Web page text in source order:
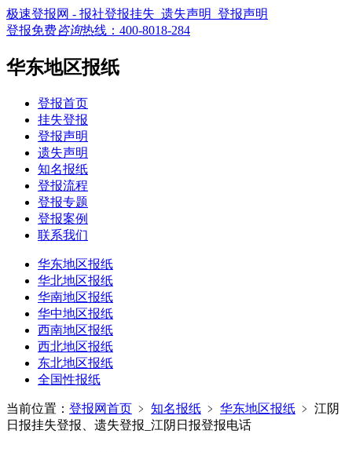
极速登报网 - 报社登报挂失_遗失声明_登报声明
登报免费咨询热线： 400-8018-284
华东地区报纸
登报首页
挂失登报
登报声明
遗失声明
知名报纸
登报流程
登报专题
登报案例
联系我们
华东地区报纸
华北地区报纸
华南地区报纸
华中地区报纸
西南地区报纸
西北地区报纸
东北地区报纸
全国性报纸
当前位置： 登报网首页 ﹥ 知名报纸 ﹥ 华东地区报纸 ﹥ 江阴
日报挂失登报、遗失登报_江阴日报登报电话